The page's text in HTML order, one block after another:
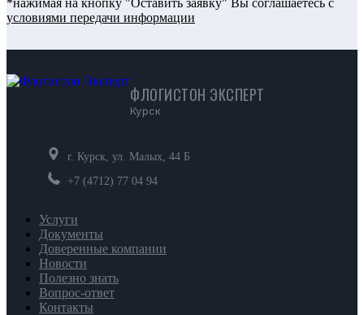
условиями передачи информации
ФЛОГИСТОН ЭКСПЕРТ
Курск
г. Курск, ул. Малых, 44 Б
+7 (4712) 77 04 94
Услуги
Документы
Доверенные компании
Новости
Полезно знать
Вопрос-ответ
Контакты